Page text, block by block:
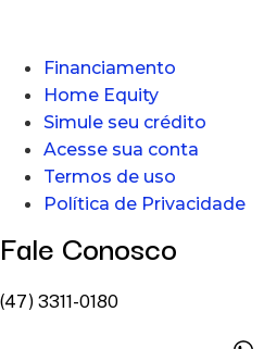
Financiamento
Home Equity
Simule seu crédito
Acesse sua conta
Termos de uso
Política de Privacidade
Fale Conosco
(47) 3311-0180